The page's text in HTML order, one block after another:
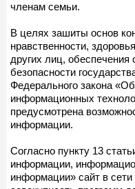
членам семьи.
В целях зашиты основ
нравственности,
других лиц,
безопасности
Федерального закона
информационных
предусмотрена
информации.
Согласно пункту 13
информации,
информации» сайт в